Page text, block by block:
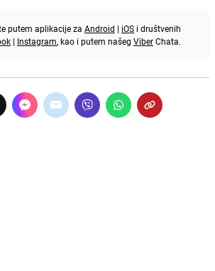
putem aplikacije za Android | iOS i društvenih
| Instagram, kao i putem našeg ViberChata.